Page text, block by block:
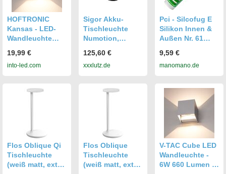
HOFTRONIC
Kansas - LED-
Wandleuchte
3000K warmweiß
- Up & Down
Weiß - Innen und
19,99 €
into-led.com
Sigor Akku-
Tischleuchte
Numotion,
rund,rund,
warmweiß,
cm, Lampen &
Leuchten,
Tischleuchten
125,60 €
xxxlutz.de
Pci - Silcofug E
Silikon Innen &
Außen Nr. 61
9,59 €
manomano.de
Flos Oblique Qi
Tischleuchte
(weiß matt, extra-
Flos Oblique
Tischleuchte
(weiß matt, extra-
V-TAC Cube LED
Wandleuchte -
6W 660 Lumen -